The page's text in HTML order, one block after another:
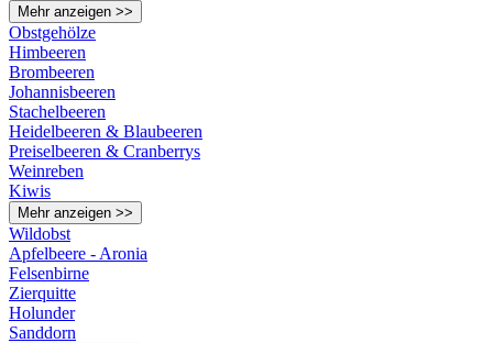
Mehr anzeigen >>
Obstgehölze
Himbeeren
Brombeeren
Johannisbeeren
Stachelbeeren
Heidelbeeren & Blaubeeren
Preiselbeeren & Cranberrys
Weinreben
Kiwis
Mehr anzeigen >>
Wildobst
Apfelbeere - Aronia
Felsenbirne
Zierquitte
Holunder
Sanddorn